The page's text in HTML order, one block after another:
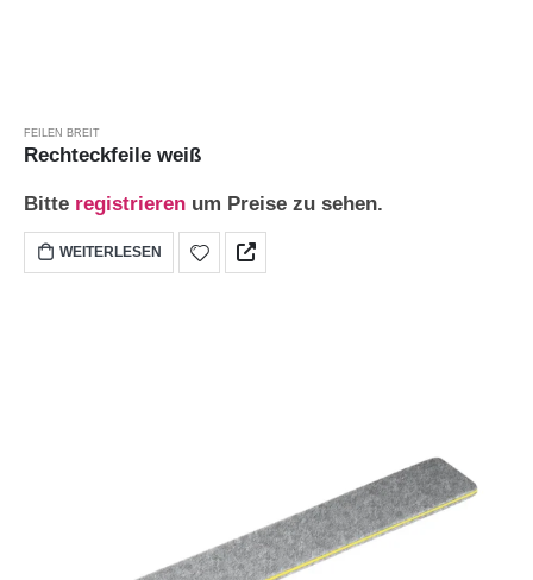
FEILEN BREIT
Rechteckfeile weiß
Bitte registrieren um Preise zu sehen.
WEITERLESEN